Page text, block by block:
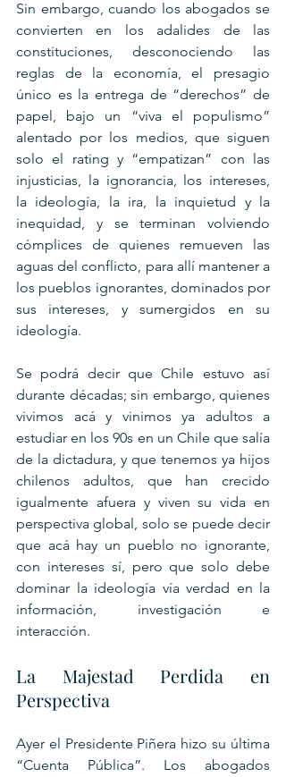
Sin embargo, cuando los abogados se
convierten en los adalides de las
constituciones, desconociendo las
reglas de la economía, el presagio
único es la entrega de “derechos” de
papel, bajo un “viva el populismo”
alentado por los medios, que siguen
solo el rating y “empatizan” con las
injusticias, la ignorancia, los intereses,
la ideología, la ira, la inquietud y la
inequidad, y se terminan volviendo
cómplices de quienes remueven las
aguas del conflicto, para allí mantener a
los pueblos ignorantes, dominados por
sus intereses, y sumergidos en su
ideología.
Se podrá decir que Chile estuvo así
durante décadas; sin embargo, quienes
vivimos acá y vinimos ya adultos a
estudiar en los 90s en un Chile que salía
de la dictadura, y que tenemos ya hijos
chilenos adultos, que han crecido
igualmente afuera y viven su vida en
perspectiva global, solo se puede decir
que acá hay un pueblo no ignorante,
con intereses sí, pero que solo debe
dominar la ideología vía verdad en la
información, investigación e
interacción.
La Majestad Perdida en
Perspectiva
Ayer el Presidente Piñera hizo su última
“Cuenta Pública”. Los abogados